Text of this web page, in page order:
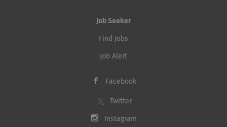
Job Seeker
Find Jobs
Job Alert
Facebook
Twitter
Instagram